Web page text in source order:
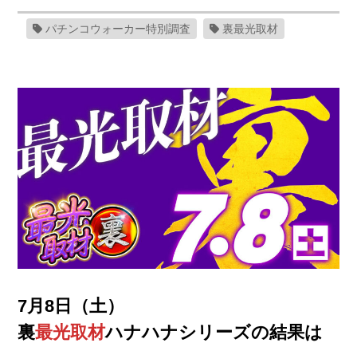
パチンコウォーカー特別調査 裏最光取材
7月8日（土）
裏最光取材ハナハナシリーズの結果は